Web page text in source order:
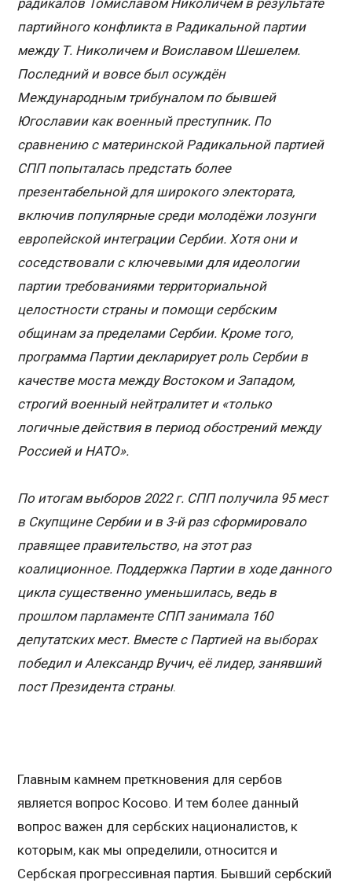
радикалов Томиславом Николичем в результате
партийного конфликта в Радикальной партии
между Т. Николичем и Воиславом Шешелем.
Последний и вовсе был осуждён
Международным трибуналом по бывшей
Югославии как военный преступник. По
сравнению с материнской Радикальной партией
СПП попыталась предстать более
презентабельной для широкого электората,
включив популярные среди молодёжи лозунги
европейской интеграции Сербии. Хотя они и
соседствовали с ключевыми для идеологии
партии требованиями территориальной
целостности страны и помощи сербским
общинам за пределами Сербии. Кроме того,
программа Партии декларирует роль Сербии в
качестве моста между Востоком и Западом,
строгий военный нейтралитет и «только
логичные действия в период обострений между
Россией и НАТО».
По итогам выборов 2022 г. СПП получила 95 мест
в Скупщине Сербии и в 3-й раз сформировало
правящее правительство, на этот раз
коалиционное. Поддержка Партии в ходе данного
цикла существенно уменьшилась, ведь в
прошлом парламенте СПП занимала 160
депутатских мест. Вместе с Партией на выборах
победил и Александр Вучич, её лидер, занявший
пост Президента страны.
Главным камнем преткновения для сербов
является вопрос Косово. И тем более данный
вопрос важен для сербских националистов, к
которым, как мы определили, относится и
Сербская прогрессивная партия. Бывший сербский